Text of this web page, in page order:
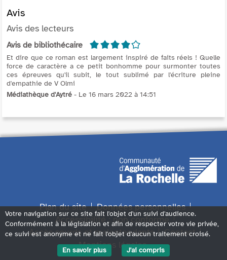
Avis
Avis des lecteurs
Avis de bibliothécaire 4/5
Et dire que ce roman est largement inspiré de faits réels ! Quelle
force de caractère a ce petit bonhomme pour surmonter toutes
ces épreuves qu'il subit, le tout sublimé par l'écriture pleine
d'empathie de V Olmi
Médiathèque d'Aytré - Le 16 mars 2022 à 14:51
Plan du site
Données personnelles
Accessibilité : non conforme
Accès sourds et malentendants
Contact
Mentions légales
Votre navigation sur ce site fait l'objet d'un suivi d'audience.
Conformément à la législation et afin de respecter votre vie privée,
ce suivi est anonyme et ne fait l'objet d'aucun traitement croisé.
En savoir plus
J'ai compris